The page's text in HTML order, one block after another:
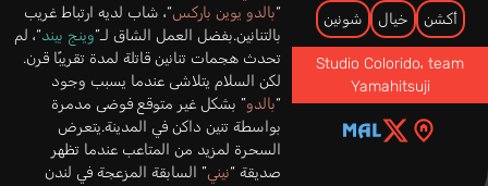
أكشن خيال شونين
Studio Colorido، team
Yamahitsuji
“بالدو يوين باركس“، شاب لديه ارتباط غريب
بالتنانين.بفضل العمل الشاق لـ”وينج بيند“، لم
تحدث هجمات تنانين قاتلة لمدة تقريبًا قرن.
لكن السلام يتلاشى عندما يسبب وجود
“بالدو” بشكل غير متوقع فوضى مدمرة
بواسطة تنين داكن في المدينة.يتعرض
السحرة لمزيد من المتاعب عندما تظهر
صديقة “نيني” السابقة المزعجة في لندن